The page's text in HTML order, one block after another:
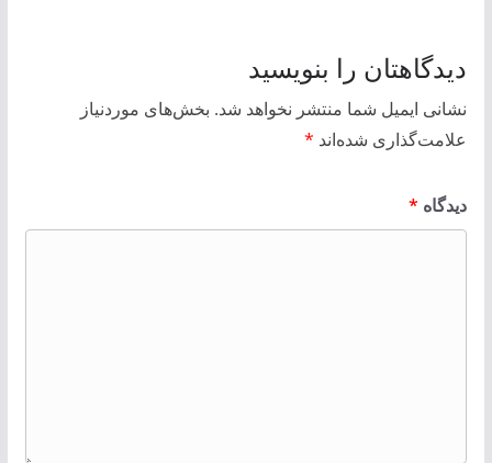
دیدگاهتان را بنویسید
نشانی ایمیل شما منتشر نخواهد شد. بخش‌های موردنیاز
علامت‌گذاری شده‌اند *
دیدگاه *